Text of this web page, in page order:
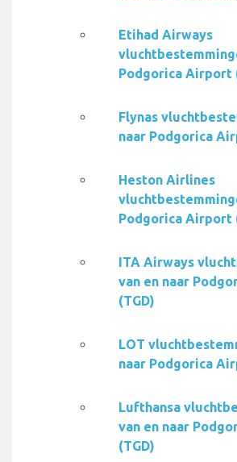
Etihad Airways
Podgorica Airport
Flynas
naar Podgorica
Heston Airlines
Podgorica Airport
ITA Airways
van en naar
(TGD)
LOT
naar Podgorica
Lufthansa
van en naar
(TGD)